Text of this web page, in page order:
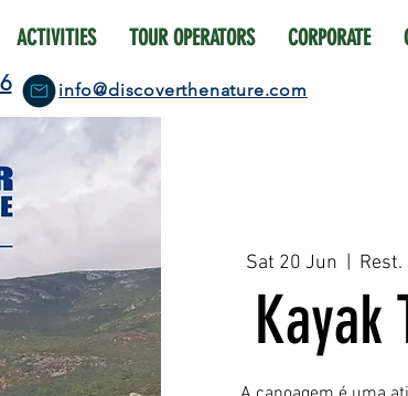
ACTIVITIES TOUR OPERATORS CORPORATE
info@discoverthenature.com
Sat 20 Jun
Kayak